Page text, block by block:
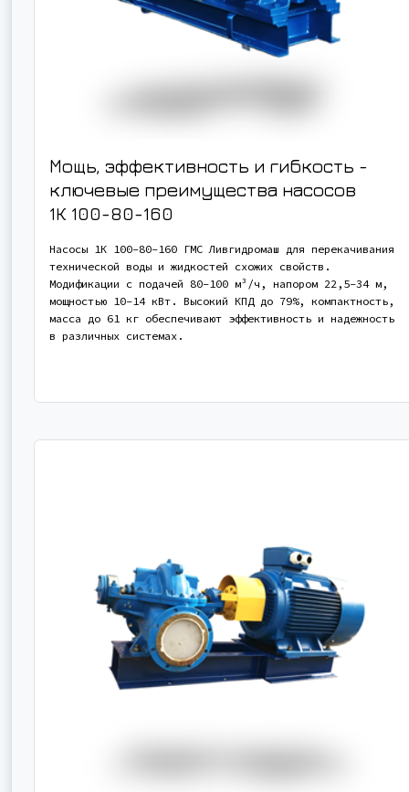
Мощь, эффективность и гибкость -
ключевые преимущества насосов
1К 100-80-160
Насосы 1К 100-80-160 ГМС Ливгидромаш для перекачивания
технической воды и жидкостей схожих свойств.
Модификации с подачей 80-100 м³/ч, напором 22,5-34 м,
мощностью 10-14 кВт. Высокий КПД до 79%, компактность,
масса до 61 кг обеспечивают эффективность и надежность
в различных системах.